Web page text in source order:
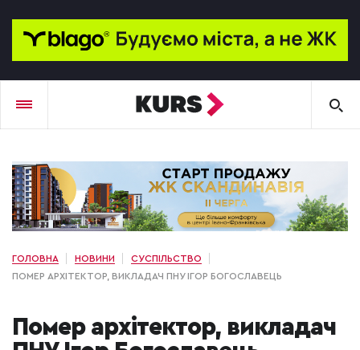
ГОЛОВНА НОВИНИ
СУСПІЛЬСТВО
ПОМЕР АРХІТЕКТОР, ВИКЛАДАЧ ПНУ ІГОР БОГОСЛАВЕЦЬ
Помер архітектор, викладач